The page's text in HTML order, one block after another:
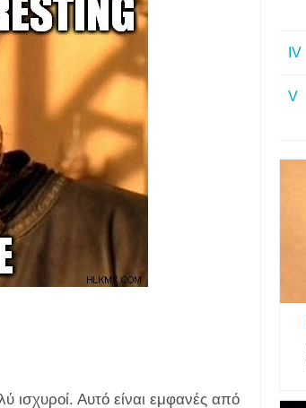
ισχυροί. Αυτό είναι εμφανές από